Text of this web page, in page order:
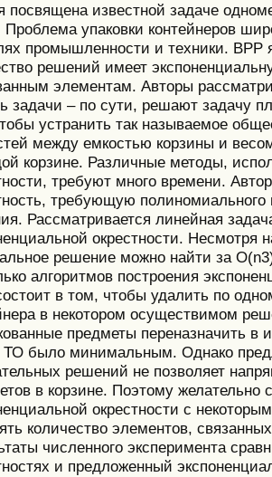
посвящена известной задаче
Проблема упаковки контейнеров
промышленности и техники.
решений имеет
элементам. Авторы
задачи – по сути, решают задачу
устранить так называемое
между емкостью корзины и
корзине. Различные методы,
требуют много времени.
требующую
Рассматривается линейная
окрестности. Несмотря
решение можно найти за
алгоритмов построения
в том, чтобы удалить по
в некотором осуществимом
предметы переназначить в
ТО было минимальным. Однако
решений не позволяет
в корзине. Поэтому желательно
окрестности с
количество элементов,
численного эксперимента
и предложенный